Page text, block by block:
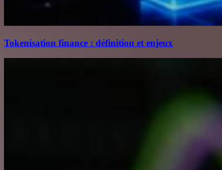
Tokenisation finance : définition et enjeux